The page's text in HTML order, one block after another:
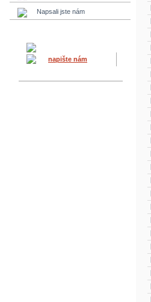
Napsali jste nám
napište nám